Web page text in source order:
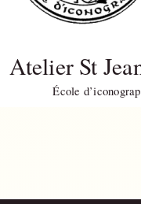
Atelier St
École